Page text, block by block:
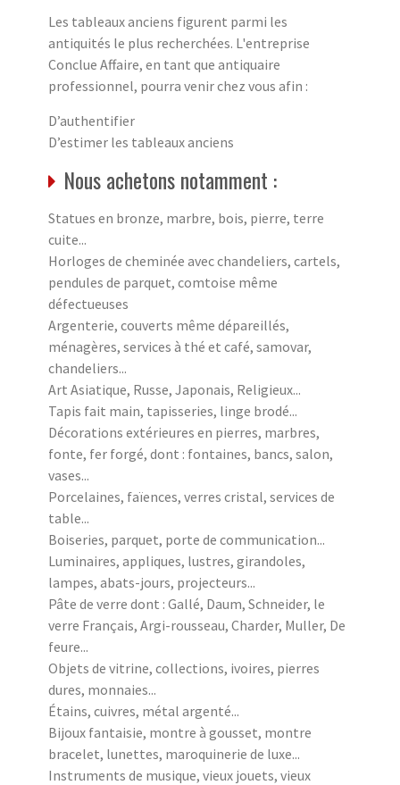
Les tableaux anciens figurent parmi les
antiquités le plus recherchées. L'entreprise
Conclue Affaire, en tant que antiquaire
professionnel, pourra venir chez vous afin :
D’authentifier
D’estimer les tableaux anciens
Nous achetons notamment :
Statues en bronze, marbre, bois, pierre, terre
cuite...
Horloges de cheminée avec chandeliers, cartels,
pendules de parquet, comtoise même
défectueuses
Argenterie, couverts même dépareillés,
ménagères, services à thé et café, samovar,
chandeliers...
Art Asiatique, Russe, Japonais, Religieux...
Tapis fait main, tapisseries, linge brodé...
Décorations extérieures en pierres, marbres,
fonte, fer forgé, dont : fontaines, bancs, salon,
vases...
Porcelaines, faïences, verres cristal, services de
table...
Boiseries, parquet, porte de communication...
Luminaires, appliques, lustres, girandoles,
lampes, abats-jours, projecteurs...
Pâte de verre dont : Gallé, Daum, Schneider, le
verre Français, Argi-rousseau, Charder, Muller, De
feure...
Objets de vitrine, collections, ivoires, pierres
dures, monnaies...
Étains, cuivres, métal argenté...
Bijoux fantaisie, montre à gousset, montre
bracelet, lunettes, maroquinerie de luxe...
Instruments de musique, vieux jouets, vieux